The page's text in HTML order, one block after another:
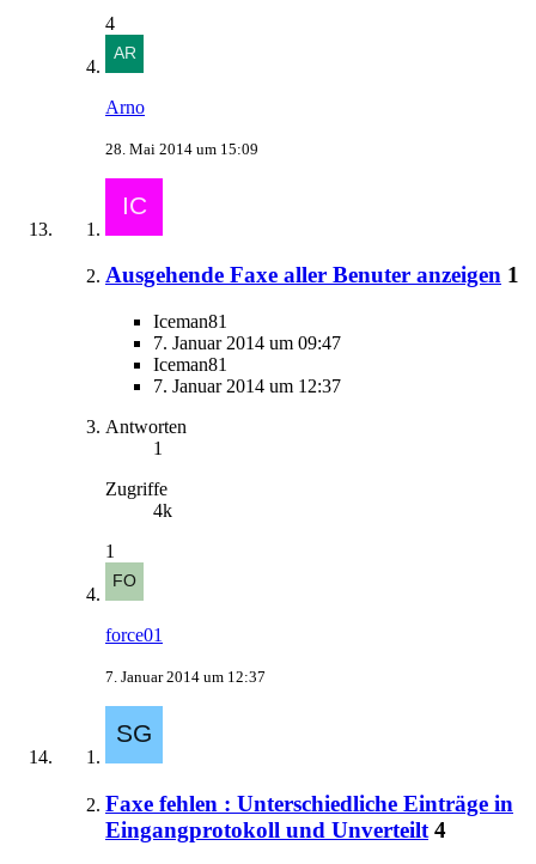
4
Arno
28. Mai 2014 um 15:09
Ausgehende Faxe aller Benuter anzeigen 1
Iceman81
7. Januar 2014 um 09:47
Iceman81
7. Januar 2014 um 12:37
Antworten
1
Zugriffe
4k
1
force01
7. Januar 2014 um 12:37
Faxe fehlen : Unterschiedliche Einträge in
Eingangprotokoll und Unverteilt 4